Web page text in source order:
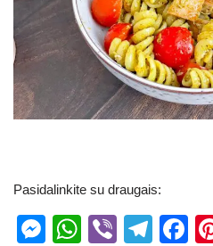
Pasidalinkite su draugais:
M
W
Vi
T
F